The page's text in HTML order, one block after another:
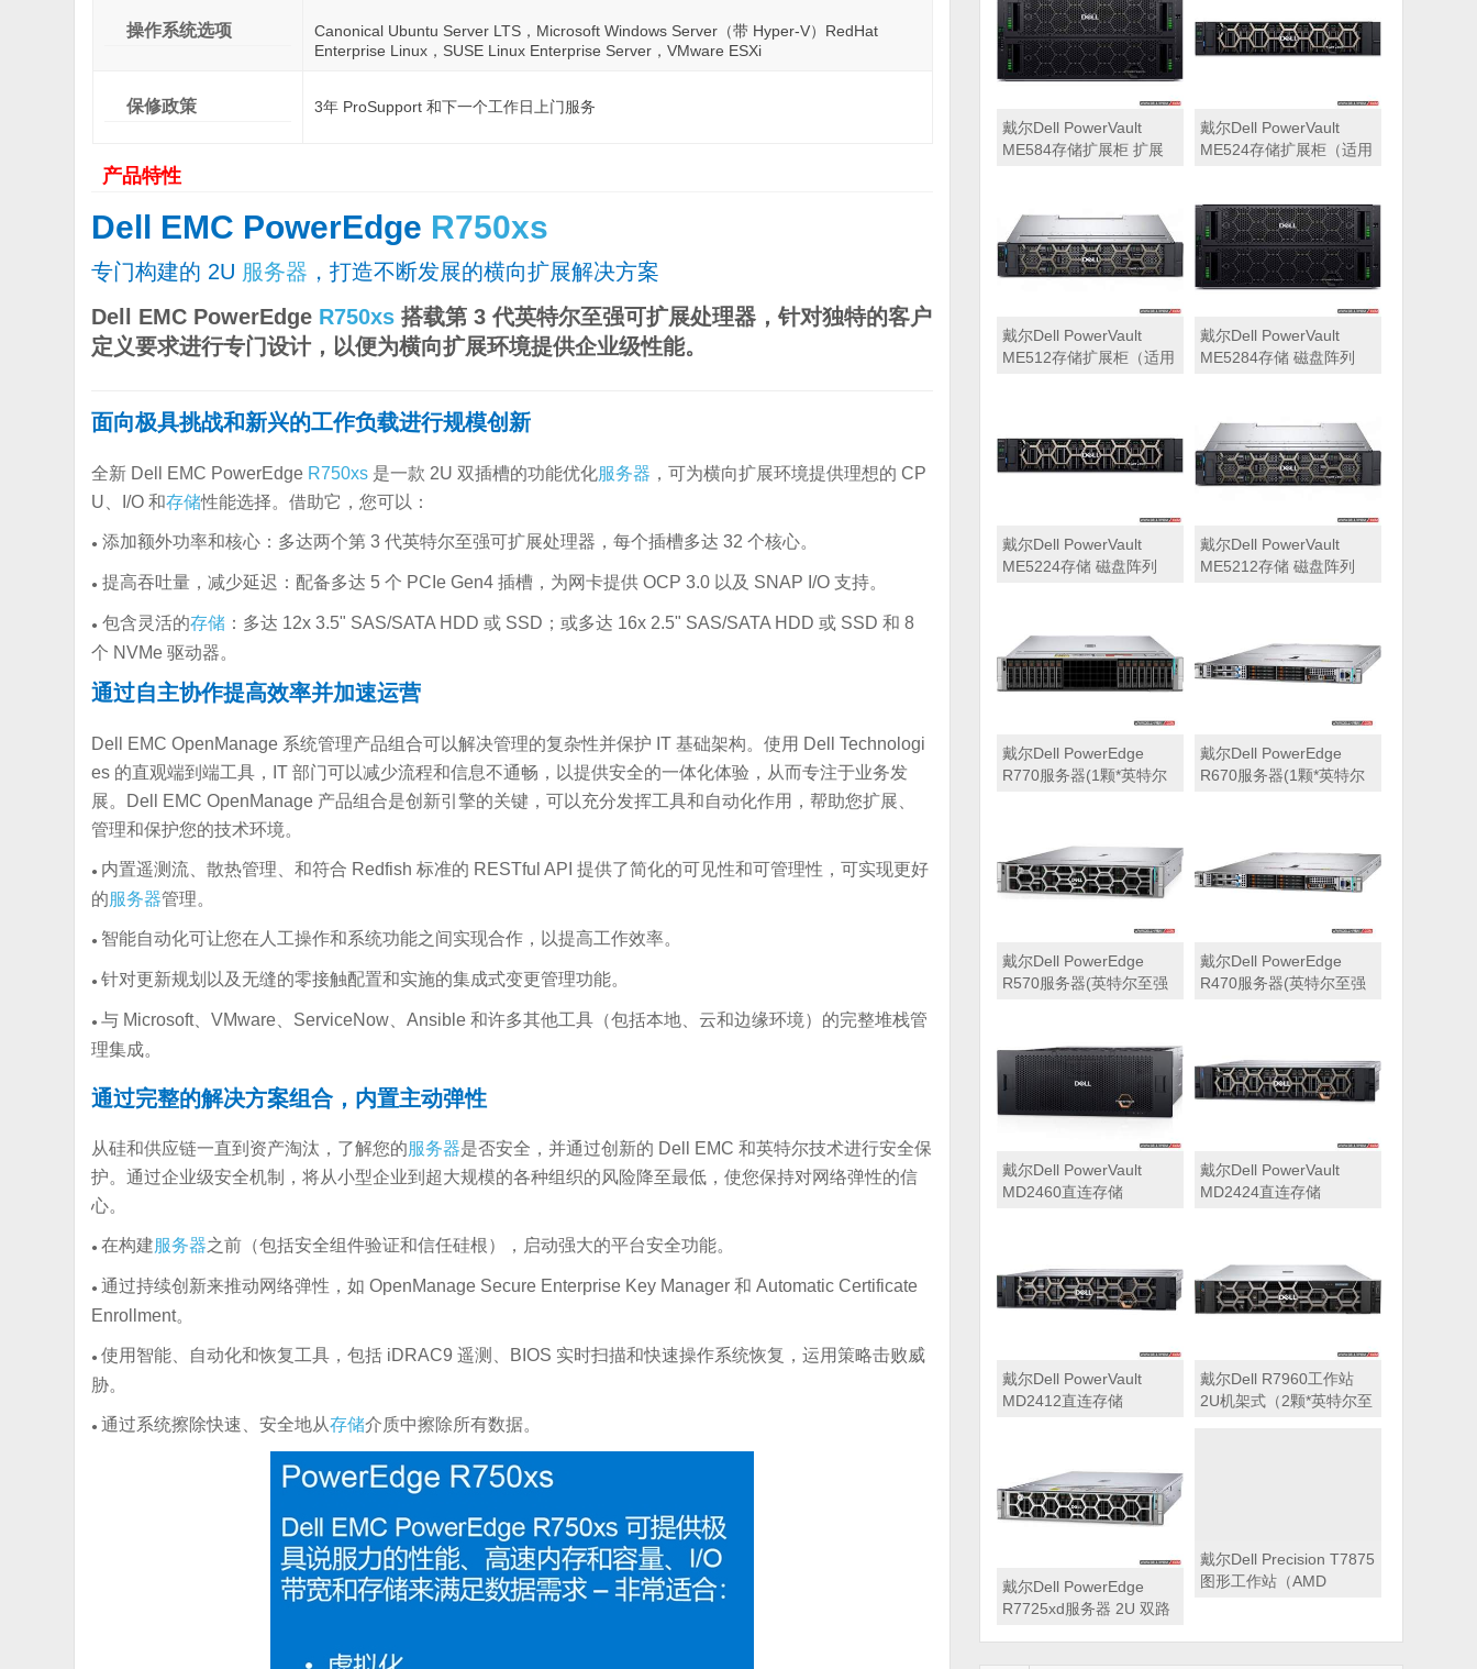
操作系统选项
Canonical Ubuntu Server LTS，Microsoft Windows Server（带 Hyper-V）RedHat
Enterprise Linux，SUSE Linux Enterprise Server，VMware ESXi
保修政策 3年 ProSupport 和下一个工作日上门服务
产品特性
Dell EMC PowerEdge R750xs
专门构建的 2U 服务器 ，打造不断发展的横向扩展解决方案
Dell EMC PowerEdge R750xs 搭载第 3 代英特尔至强可扩展处理器，针对独特的客户
定义要求进行专门设计，以便为横向扩展环境提供企业级性能。
面向极具挑战和新兴的工作负载进行规模创新
全新 Dell EMC PowerEdge R750xs 是一款 2U 双插槽的功能优化服务器 ，可为横向扩展环境提供理想的 CP
U、I/O 和存储性能选择。借助它，您可以：
● 添加额外功率和核心：多达两个第 3 代英特尔至强可扩展处理器，每个插槽多达 32 个核心。
● 提高吞吐量，减少延迟：配备多达 5 个 PCIe Gen4 插槽，为网卡提供 OCP 3.0 以及 SNAP I/O 支持。
● 包含灵活的存储 ：多达 12x 3.5" SAS/SATA HDD 或 SSD；或多达 16x 2.5" SAS/SATA HDD 或 SSD 和 8
个 NVMe 驱动器。
通过自主协作提高效率并加速运营
Dell EMC OpenManage 系统管理产品组合可以解决管理的复杂性并保护 IT 基础架构。使用 Dell Technologi
es 的直观端到端工具，IT 部门可以减少流程和信息不通畅，以提供安全的一体化体验，从而专注于业务发
展。Dell EMC OpenManage 产品组合是创新引擎的关键，可以充分发挥工具和自动化作用，帮助您扩展、
管理和保护您的技术环境。
● 内置遥测流、散热管理、和符合 Redfish 标准的 RESTful API 提供了简化的可见性和可管理性，可实现更好
的服务器管理。
● 智能自动化可让您在人工操作和系统功能之间实现合作，以提高工作效率。
●针对更新规划以及无缝的零接触配置和实施的集成式变更管理功能。
●与 Microsoft、VMware、ServiceNow、Ansible 和许多其他工具（包括本地、云和边缘环境）的完整堆栈管
理集成。
通过完整的解决方案组合，内置主动弹性
从硅和供应链一直到资产淘汰，了解您的服务器是否安全，并通过创新的 Dell EMC 和英特尔技术进行安全保
护。通过企业级安全机制，将从小型企业到超大规模的各种组织的风险降至最低，使您保持对网络弹性的信
心。
●在构建服务器之前（包括安全组件验证和信任硅根），启动强大的平台安全功能。
● 通过持续创新来推动网络弹性，如 OpenManage Secure Enterprise Key Manager 和 Automatic Certificate
Enrollment。
●使用智能、自动化和恢复工具，包括 iDRAC9 遥测、BIOS 实时扫描和快速操作系统恢复，运用策略击败威
胁。
● 通过系统擦除快速、安全地从存储介质中擦除所有数据。
戴尔Dell PowerVault
ME584存储扩展柜 扩展
ME5224，ME5284等主
存储扩展）
戴尔Dell PowerVault
ME524存储扩展柜（适用
戴尔Dell PowerVault
ME512存储扩展柜（适用
戴尔Dell PowerVault
ME5284存储 磁盘阵列
戴尔Dell PowerVault
ME5224存储 磁盘阵列
戴尔Dell PowerVault
ME5212存储 磁盘阵列
戴尔Dell PowerEdge
R770服务器(1颗*英特尔
PERC H965i阵列卡丨
800W双电源丨三年保修)
戴尔Dell PowerEdge
R670服务器(1颗*英特尔
PERC H965i阵列卡丨
800W双电源丨三年保修)
戴尔Dell PowerEdge
R570服务器(英特尔至强
SSD固态硬盘丨PERC
H965i阵列卡丨800W双电
源丨三年保修)
戴尔Dell PowerEdge
R470服务器(英特尔至强
H965i阵列卡丨800W双电
源丨三年保修)
戴尔Dell PowerVault
MD2460直连存储
戴尔Dell PowerVault
MD2424直连存储
戴尔Dell PowerVault
MD2412直连存储
戴尔Dell R7960工作站
2U机架式（2颗*英特尔至
戴尔Dell PowerEdge
R7725xd服务器 2U 双路
戴尔Dell Precision T7875